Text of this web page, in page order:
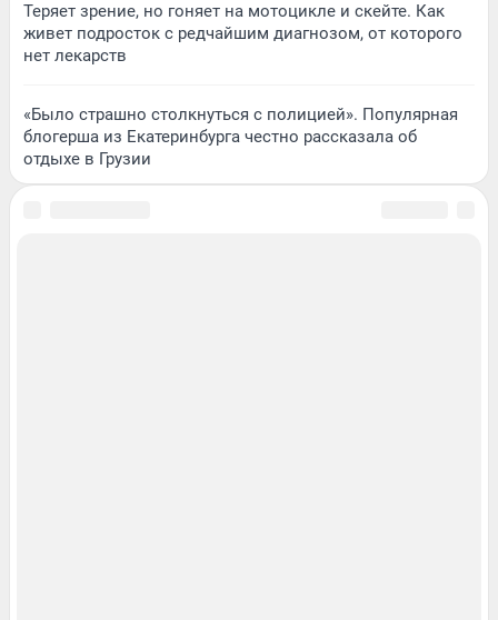
Теряет зрение, но гоняет на мотоцикле и скейте. Как
живет подросток с редчайшим диагнозом, от которого
нет лекарств
«Было страшно столкнуться с полицией». Популярная
блогерша из Екатеринбурга честно рассказала об
отдыхе в Грузии